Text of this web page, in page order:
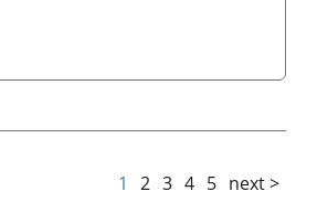
1 2 3 4 5 next >